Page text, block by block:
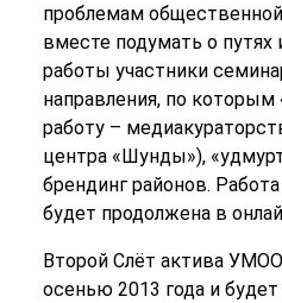
проблемам
вместе подумать о
работы участники
направления, по
работу –
центра «Шунды»),
брендинг районов.
будет продолжена в
Второй Слёт актива
осенью 2013 года и